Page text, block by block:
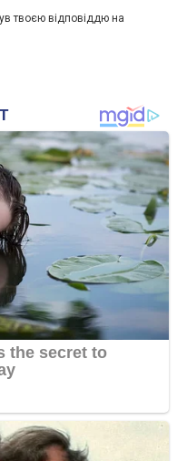
твоєю відповіддю на